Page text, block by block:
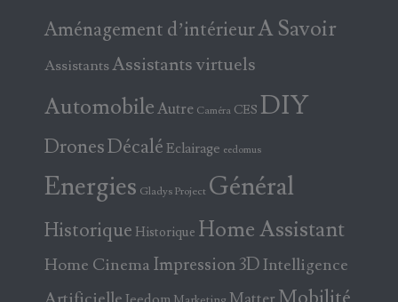
Aménagement d’intérieurA Savoir
AssistantsAssistants virtuels
AutomobileAutre Caméra CES DIY
DronesDécalé Eclairage eedomus
Energies Gladys Project Général
Historique Historique Home Assistant
Home Cinema Impression 3DIntelligence